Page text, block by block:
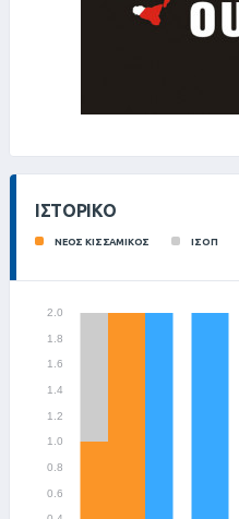
ΙΣΤΟΡΙΚΌ
ΝΕΟΣ ΚΙΣΣΑΜΙΚΟΣ ΙΣΟΠ